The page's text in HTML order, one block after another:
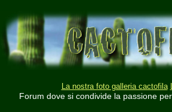
La nostra foto galleria cactofila
Forum dove si condivide la passione